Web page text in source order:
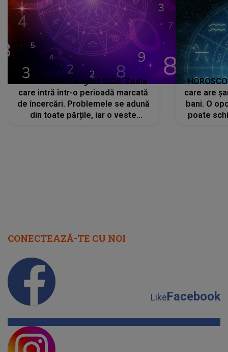
HOROSCOP 7 august 2026. Zodia
care intră într-o perioadă marcată
de încercări. Problemele se adună
din toate părțile, iar o veste
care are
bani. O
poate
CONECTEAZĂ-TE CU NOI
LikeFacebook